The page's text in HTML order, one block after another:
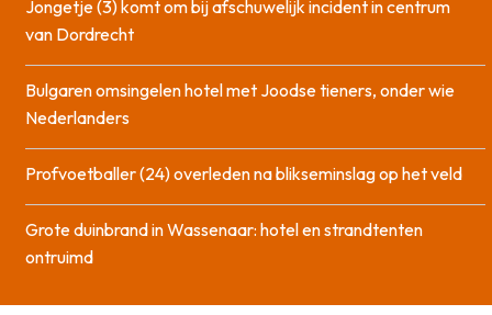
Jongetje (3) komt om bij afschuwelijk incident in centrum
van Dordrecht
Bulgaren omsingelen hotel met Joodse tieners, onder wie
Nederlanders
Profvoetballer (24) overleden na blikseminslag op het veld
Grote duinbrand in Wassenaar: hotel en strandtenten
ontruimd